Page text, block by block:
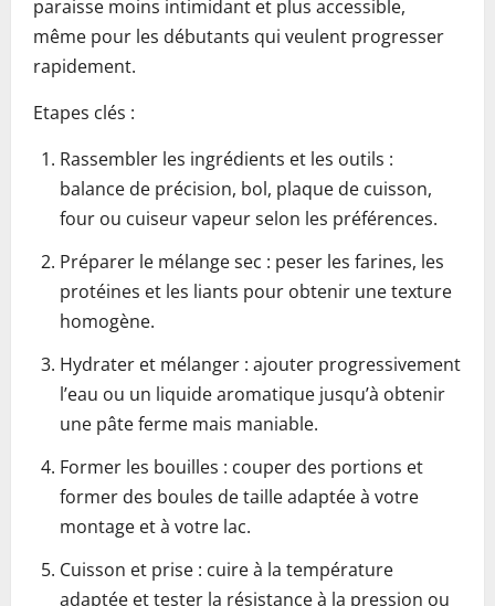
paraisse moins intimidant et plus accessible,
même pour les débutants qui veulent progresser
rapidement.
Etapes clés :
Rassembler les ingrédients et les outils :
balance de précision, bol, plaque de cuisson,
four ou cuiseur vapeur selon les préférences.
Préparer le mélange sec : peser les farines, les
protéines et les liants pour obtenir une texture
homogène.
Hydrater et mélanger : ajouter progressivement
l’eau ou un liquide aromatique jusqu’à obtenir
une pâte ferme mais maniable.
Former les bouilles : couper des portions et
former des boules de taille adaptée à votre
montage et à votre lac.
Cuisson et prise : cuire à la température
adaptée et tester la résistance à la pression ou